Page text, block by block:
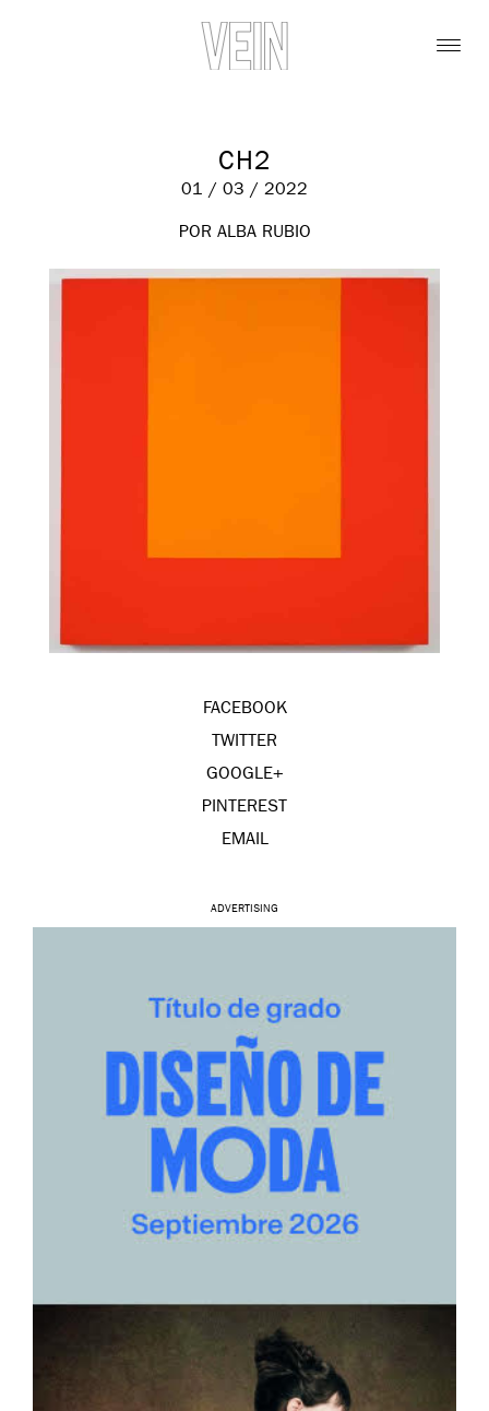
CH2
01 / 03 / 2022
POR ALBA RUBIO
FACEBOOK
TWITTER
GOOGLE+
PINTEREST
EMAIL
ADVERTISING